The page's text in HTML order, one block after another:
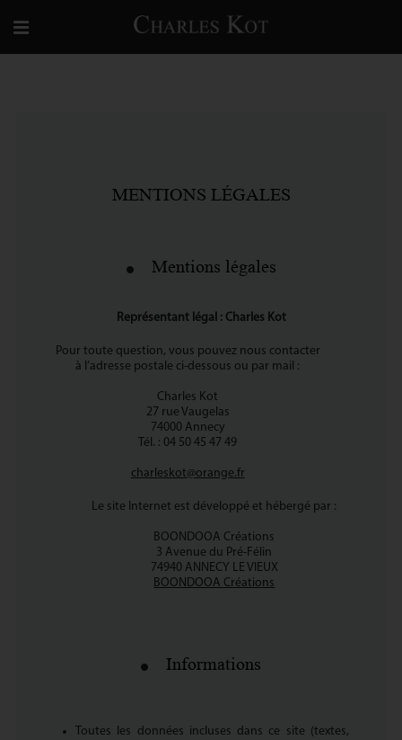
MENTIONS LÉGALES
Mentions légales
Représentant légal : Charles Kot
Pour toute question, vous pouvez nous contacter
à l’adresse postale ci-dessous ou par mail :
Charles Kot
27 rue Vaugelas
74000 Annecy
Tél. : 04 50 45 47 49
charleskot@orange.fr
Le site Internet est développé et hébergé par :
BOONDOOA Créations
3 Avenue du Pré-Félin
74940 ANNECY LE VIEUX
BOONDOOA Créations
Informations
Toutes les données incluses dans ce site (textes,